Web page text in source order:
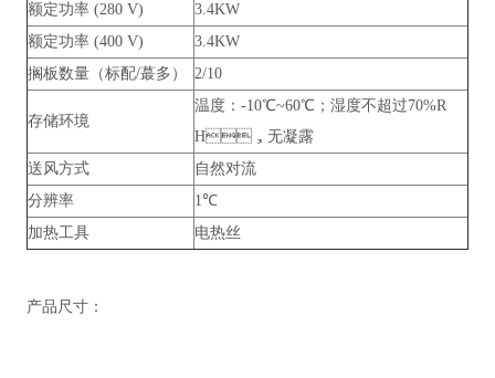
额定功率 (280 V)
3.4KW
额定功率 (400 V)
3.4KW
搁板数量（标配/蕞多）
2/10
存储环境
温度：-10℃~60℃；湿度不超过70%R
H，无凝露
送风方式
自然对流
分辨率
1℃
加热工具
电热丝
产品尺寸：